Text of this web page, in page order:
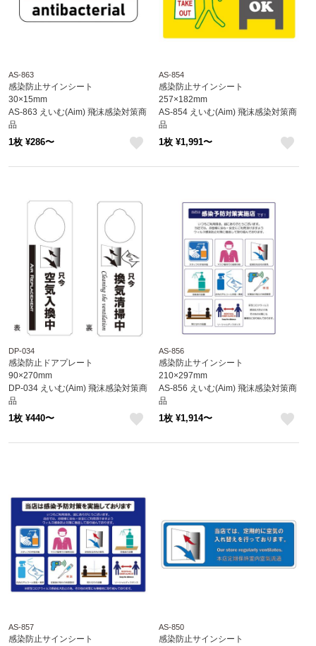
AS-863
感染防止サインシート
30×15mm
AS-863 えいむ(Aim) 飛沫感染対策商
品
1枚 ¥286〜
AS-854
感染防止サインシート
257×182mm
AS-854 えいむ(Aim) 飛沫感染対策商
品
1枚 ¥1,991〜
DP-034
感染防止ドアプレート
90×270mm
DP-034 えいむ(Aim) 飛沫感染対策商
品
1枚 ¥440〜
AS-856
感染防止サインシート
210×297mm
AS-856 えいむ(Aim) 飛沫感染対策商
品
1枚 ¥1,914〜
AS-857
感染防止サインシート
AS-850
感染防止サインシート